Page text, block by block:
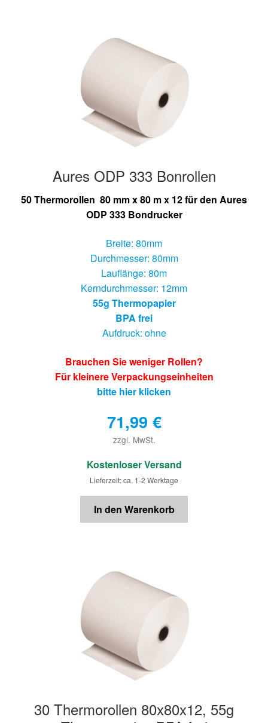
Aures ODP 333 Bonrollen
50 Thermorollen 80 mm x 80 m x 12 für den Aures
ODP 333 Bondrucker
Breite: 80mm
Durchmesser: 80mm
Lauflänge: 80m
Kerndurchmesser: 12mm
55g Thermopapier
BPA frei
Aufdruck: ohne
Brauchen Sie weniger Rollen?
Für kleinere Verpackungseinheiten
bitte hier klicken
71,99 €
zzgl. MwSt.
€
Kostenloser Versand
Lieferzeit: ca. 1-2 Werktage
In den Warenkorb
30 Thermorollen 80x80x12, 55g